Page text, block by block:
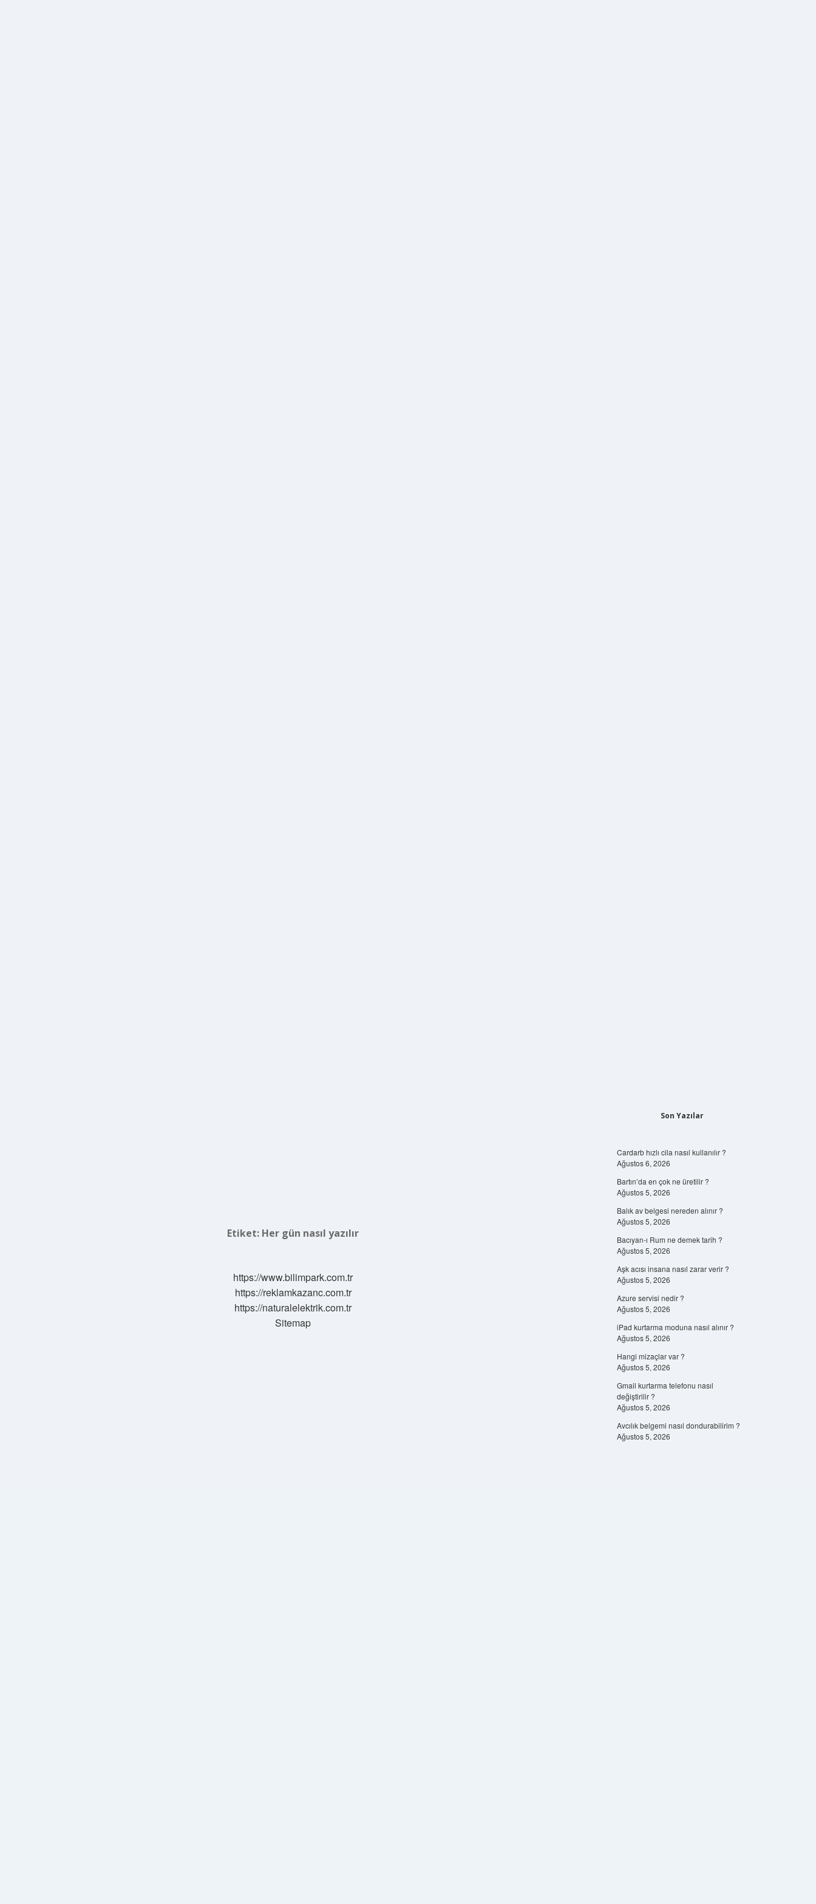
Etiket: Her gün nasıl yazılır
https://www.bilimpark.com.tr
https://reklamkazanc.com.tr
https://naturalelektrik.com.tr
Sitemap
Son Yazılar
Cardarb hızlı cila nasıl kullanılır ?
Ağustos 6, 2026
Bartın’da en çok ne üretilir ?
Ağustos 5, 2026
Balık av belgesi nereden alınır ?
Ağustos 5, 2026
Bacıyan-ı Rum ne demek tarih ?
Ağustos 5, 2026
Aşk acısı insana nasıl zarar verir ?
Ağustos 5, 2026
Azure servisi nedir ?
Ağustos 5, 2026
iPad kurtarma moduna nasıl alınır ?
Ağustos 5, 2026
Hangi mizaçlar var ?
Ağustos 5, 2026
Gmail kurtarma telefonu nasıl
değiştirilir ?
Ağustos 5, 2026
Avcılık belgemi nasıl dondurabilirim ?
Ağustos 5, 2026